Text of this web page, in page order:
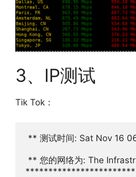
3、IP测试
Tik Tok：
** 测试时间: Sat Nov 16
** 您的网络为: The